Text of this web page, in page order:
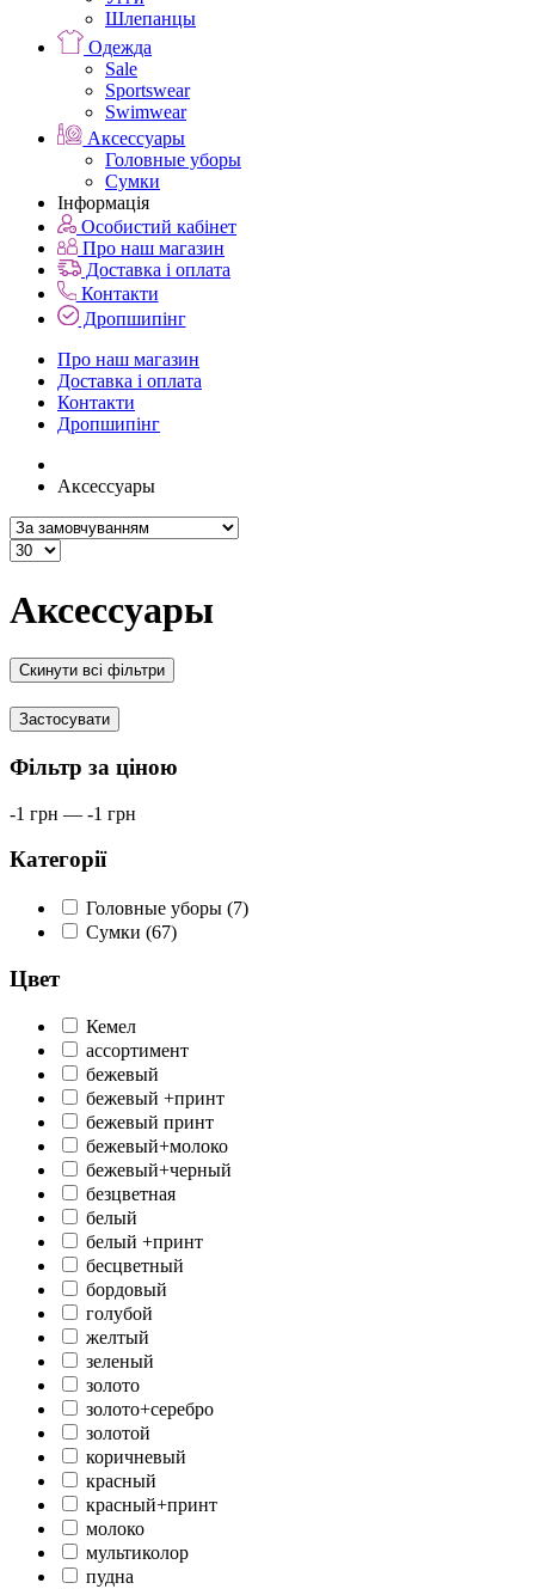
Шлепанцы
Одежда
Sale
Sportswear
Swimwear
Аксессуары
Головные уборы
Сумки
Інформація
Особистий кабінет
Про наш магазин
Доставка і оплата
Контакти
Дропшипінг
Про наш магазин
Доставка і оплата
Контакти
Дропшипінг
Аксессуары
Аксессуары
Скинути всі фільтри
Застосувати
Фільтр за ціною
-1 грн — -1 грн
Категорії
Головные уборы (7)
Сумки (67)
Цвет
Кемел
ассортимент
бежевый
бежевый +принт
бежевый принт
бежевый+молоко
бежевый+черный
безцветная
белый
белый +принт
бесцветный
бордовый
голубой
желтый
зеленый
золото
золото+серебро
золотой
коричневый
красный
красный+принт
молоко
мультиколор
пудна